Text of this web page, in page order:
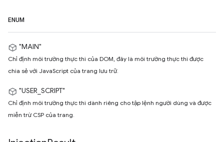
ENUM
"MAIN"
Chỉ định môi trường thực thi của DOM, đây là môi trường thực thi được
chia sẻ với JavaScript của trang lưu trữ.
"USER_SCRIPT"
Chỉ định môi trường thực thi dành riêng cho tập lệnh người dùng và được
miễn trừ CSP của trang.